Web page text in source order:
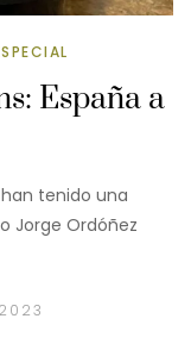
España a
tenido una
Jorge Ordóñez